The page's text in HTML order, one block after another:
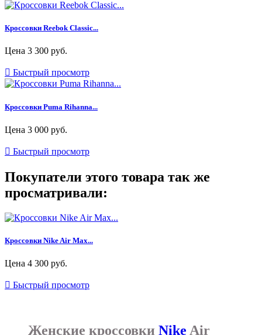
Кроссовки Reebok Classic...
Цена 3 300 руб.
 Быстрый просмотр
Кроссовки Puma Rihanna...
Цена 3 000 руб.
 Быстрый просмотр
Покупатели этого товара так же
просматривали:
Кроссовки Nike Air Max...
Цена 4 300 руб.
 Быстрый просмотр
Женские кроссовки Nike Air